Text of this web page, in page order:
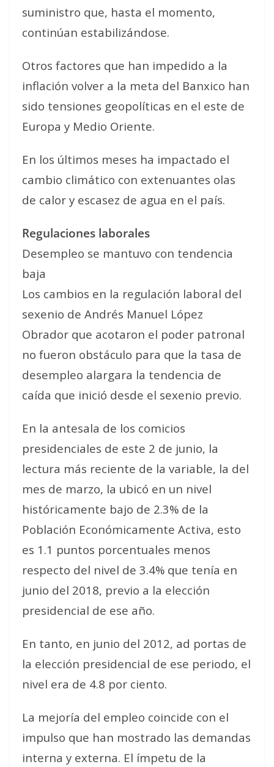
suministro que, hasta el momento,
continúan estabilizándose.
Otros factores que han impedido a la
inflación volver a la meta del Banxico han
sido tensiones geopolíticas en el este de
Europa y Medio Oriente.
En los últimos meses ha impactado el
cambio climático con extenuantes olas
de calor y escasez de agua en el país.
Regulaciones laborales
Desempleo se mantuvo con tendencia
baja
Los cambios en la regulación laboral del
sexenio de Andrés Manuel López
Obrador que acotaron el poder patronal
no fueron obstáculo para que la tasa de
desempleo alargara la tendencia de
caída que inició desde el sexenio previo.
En la antesala de los comicios
presidenciales de este 2 de junio, la
lectura más reciente de la variable, la del
mes de marzo, la ubicó en un nivel
históricamente bajo de 2.3% de la
Población Económicamente Activa, esto
es 1.1 puntos porcentuales menos
respecto del nivel de 3.4% que tenía en
junio del 2018, previo a la elección
presidencial de ese año.
En tanto, en junio del 2012, ad portas de
la elección presidencial de ese periodo, el
nivel era de 4.8 por ciento.
La mejoría del empleo coincide con el
impulso que han mostrado las demandas
interna y externa. El ímpetu de la